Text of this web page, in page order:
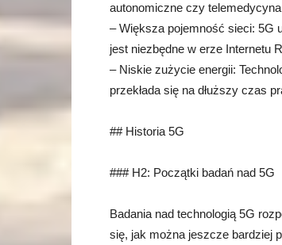
autonomiczne czy
– Większa pojemność sieci: 5G
jest niezbędne w erze Internetu
– Niskie zużycie energii:
przekłada się na dłuższy czas
## Historia 5G
### H2: Początki badań nad 5G
Badania nad technologią 5G
się, jak można jeszcze bardziej